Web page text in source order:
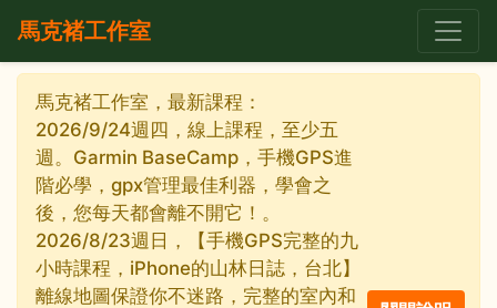
馬克褚工作室
馬克褚工作室，最新課程：
2026/9/24週四，線上課程，至少五
週。Garmin BaseCamp，手機GPS進
階必學，gpx管理最佳利器，學會之
後，您每天都會離不開它！。
2026/8/23週日，【手機GPS完整的九
小時課程，iPhone的山林日誌，台北】
離線地圖保證你不迷路，完整的室內和